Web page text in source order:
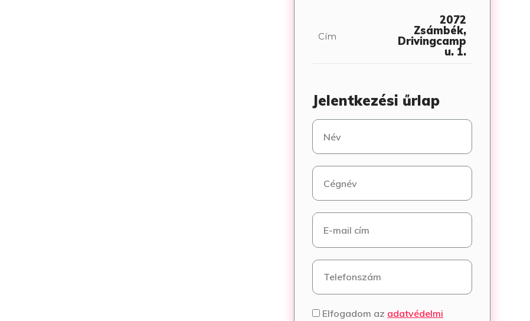
Cím
2072
Zsámbék,
Drivingcamp
u. 1.
Jelentkezési űrlap
Elfogadom az adatvédelmi